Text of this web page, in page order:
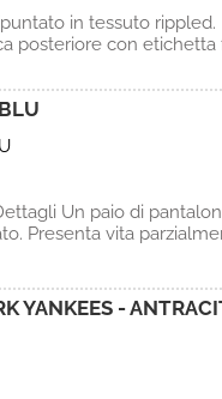
in tessuto rippled.
posteriore con etichetta
Un paio di
Presenta vita
YANKEES -